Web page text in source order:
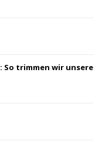
So trimmen wir unsere